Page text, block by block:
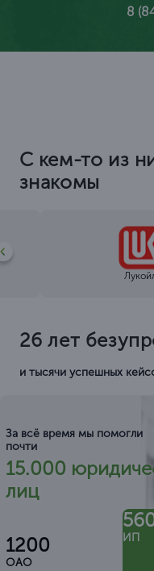
8
С кем-то из
знакомы
26 лет
и тысячи успешных
За всё время мы помогли
почти
15.000
лиц
1200
ОАО
ИП